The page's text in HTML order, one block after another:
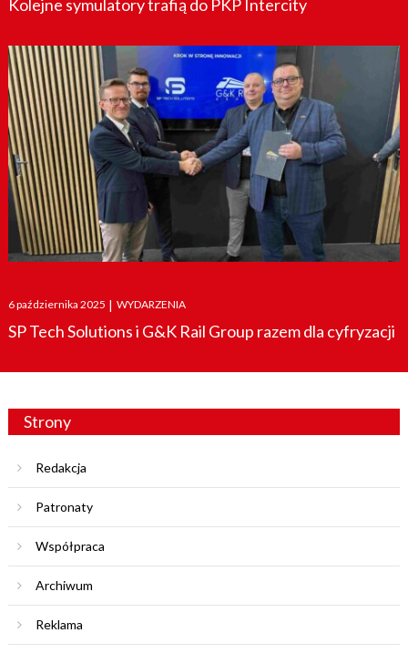
Kolejne symulatory trafią do PKP Intercity
Posted
on
6 października 2025 | WYDARZENIA
SP Tech Solutions i G&K Rail Group razem dla cyfryzacji
Strony
Redakcja
Patronaty
Współpraca
Archiwum
Reklama